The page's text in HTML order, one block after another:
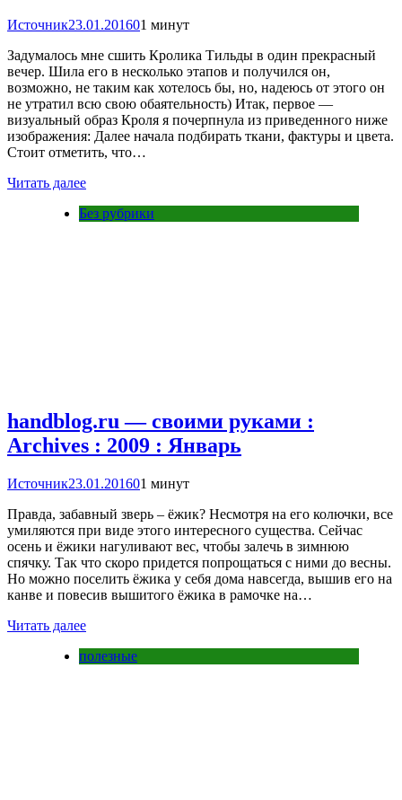
Источник23.01.201601 минут
Задумалось мне сшить Кролика Тильды в один прекрасный
вечер. Шила его в несколько этапов и получился он,
возможно, не таким как хотелось бы, но, надеюсь от этого он
не утратил всю свою обаятельность) Итак, первое —
визуальный образ Кроля я почерпнула из приведенного ниже
изображения: Далее начала подбирать ткани, фактуры и цвета.
Стоит отметить, что…
Читать далее
Без рубрики
handblog.ru — своими руками :
Archives : 2009 : Январь
Источник23.01.201601 минут
Правда, забавный зверь – ёжик? Несмотря на его колючки, все
умиляются при виде этого интересного существа. Сейчас
осень и ёжики нагуливают вес, чтобы залечь в зимнюю
спячку. Так что скоро придется попрощаться с ними до весны.
Но можно поселить ёжика у себя дома навсегда, вышив его на
канве и повесив вышитого ёжика в рамочке на…
Читать далее
полезные